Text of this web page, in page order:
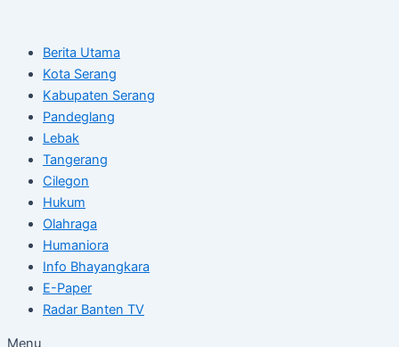
contentBerita Utama
Kota Serang
Kabupaten Serang
Pandeglang
Lebak
Tangerang
Cilegon
Hukum
Olahraga
Humaniora
Info Bhayangkara
E-Paper
Radar Banten TV
Menu